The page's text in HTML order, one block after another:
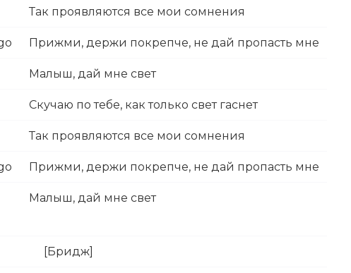
Так проявляются все мои сомнения
Прижми, держи покрепче, не дай пропасть мне
Малыш, дай мне свет
Скучаю по тебе, как только свет гаснет
Так проявляются все мои сомнения
Прижми, держи покрепче, не дай пропасть мне
Малыш, дай мне свет
[Бридж]